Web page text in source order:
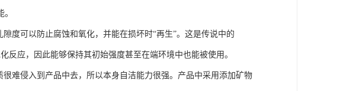
可以防止腐蚀和氧化，并能在损坏时“再生”。这是传说中的
反应，因此能够保持其初始强度甚至在端环境中也能被使用。
难侵入到产品中去，所以本身自洁能力很强。产品中采用添加矿物